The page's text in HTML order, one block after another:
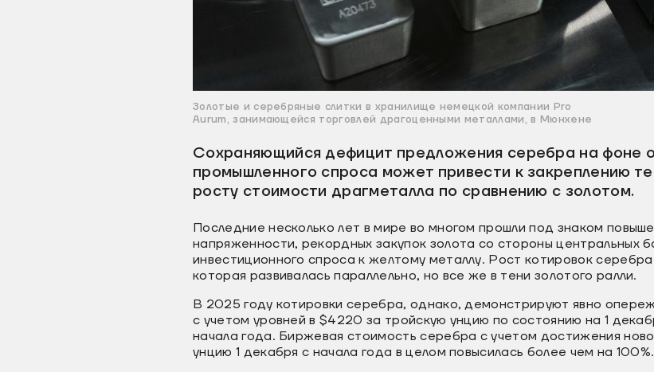
Золотые и серебряные слитки в хранилище немецкой компании Pro
Aurum, занимающейся торговлей драгоценными металлами, в Мюнхене
Сохраняющийся дефицит предложения серебра на фоне
промышленного спроса может привести к закреплению
росту стоимости драгметалла по сравнению с золотом.
Последние несколько лет в мире во многом прошли под знаком
напряженности, рекордных закупок золота со стороны центральных
инвестиционного спроса к желтому металлу. Рост котировок
которая развивалась параллельно, но все же в тени золотого ралли.
В 2025 году котировки серебра, однако, демонстрируют явно
с учетом уровней в $4220 за тройскую унцию по состоянию на 1
начала года. Биржевая стоимость серебра с учетом достижения
унцию 1 декабря с начала года в целом повысилась более чем на 100%.